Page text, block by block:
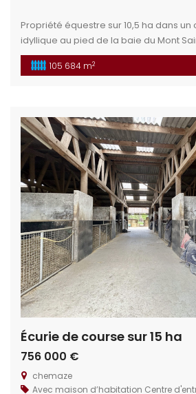
Propriété équestre sur 10,5 ha dans
idyllique au pied de la baie du Mont
Actuellement, centre de tourisme
chevaux et gite de groupe. Cette
et Vilaine, au cœur […]
105 684 m2
Écurie de course sur 15 ha
756 000 €
chemaze
Avec maison d’habitation Centre